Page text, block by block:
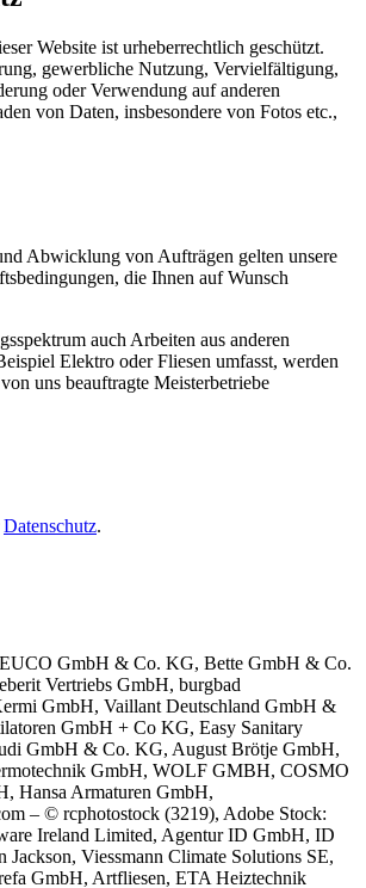
Website ist urheberrechtlich geschützt.
gewerbliche Nutzung, Vervielfältigung,
oder Verwendung auf anderen
von Daten, insbesondere von Fotos etc.,
Abwicklung von Aufträgen gelten unsere
die Ihnen auf Wunsch
auch Arbeiten aus anderen
Elektro oder Fliesen umfasst, werden
uns beauftragte Meisterbetriebe
Datenschutz.
GmbH & Co. KG, Bette GmbH & Co.
Vertriebs GmbH, burgbad
GmbH, Vaillant Deutschland GmbH &
GmbH + Co KG, Easy Sanitary
GmbH & Co. KG, August Brötje GmbH,
GmbH, WOLF GMBH, COSMO
Hansa Armaturen GmbH,
– © rcphotostock (3219), Adobe Stock:
Ireland Limited, Agentur ID GmbH, ID
Jackson, Viessmann Climate Solutions SE,
GmbH, Artfliesen, ETA Heiztechnik